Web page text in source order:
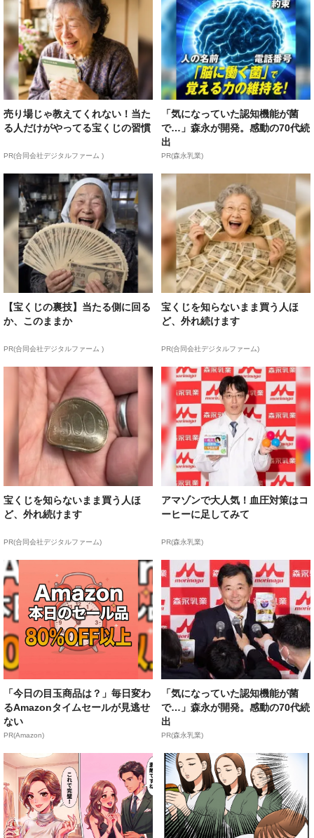
売り場じゃ教えてくれない！当た
る人だけがやってる宝くじの習慣
PR(合同会社デジタルファーム )
「気になっていた認知機能が菌
で…」森永が開発。感動の70代続
出
PR(森永乳業)
【宝くじの裏技】当たる側に回る
か、このままか
PR(合同会社デジタルファーム )
宝くじを知らないまま買う人ほ
ど、外れ続けます
PR(合同会社デジタルファーム)
宝くじを知らないまま買う人ほ
ど、外れ続けます
PR(合同会社デジタルファーム)
アマゾンで大人気！血圧対策はコ
ーヒーに足してみて
PR(森永乳業)
「今日の目玉商品は？」毎日変わ
るAmazonタイムセールが見逃せ
ない
PR(Amazon)
「気になっていた認知機能が菌
で…」森永が開発。感動の70代続
出
PR(森永乳業)